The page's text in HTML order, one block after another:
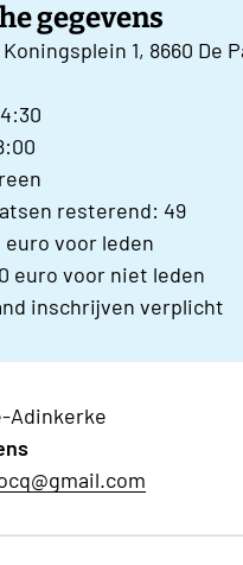
gegevens
1, 8660 De
resterend: 49
euro voor leden
euro voor niet leden
inschrijven verplicht
Adinkerke